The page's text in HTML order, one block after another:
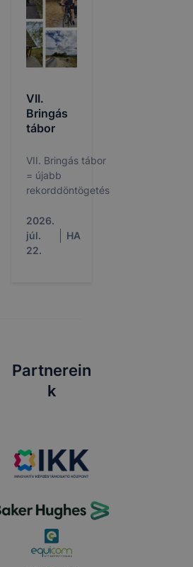
VII.
Bringás
tábor
VII. Bringás tábor
= újabb
rekorddöntögetés
2026.
júl.
22.
HA
Partnerein
k